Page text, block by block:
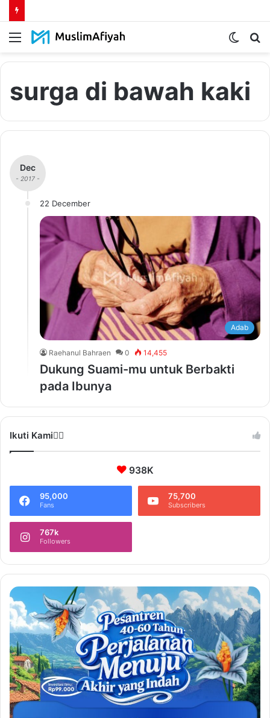
Menu
Switch
surga di bawah kaki
Dec
- 2017 -
22 December
Adab
Raehanul Bahraen 0 14,455
Dukung Suami-mu untuk Berbakti
pada Ibunya
Ikuti Kami❤️‍🔥
938K
95,000
Fans
75,700
Subscribers
767k
Followers